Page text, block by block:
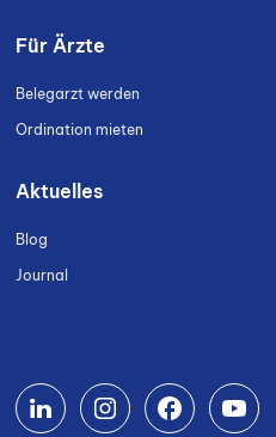
Für Ärzte
Belegarzt werden
Ordination mieten
Aktuelles
Blog
Journal